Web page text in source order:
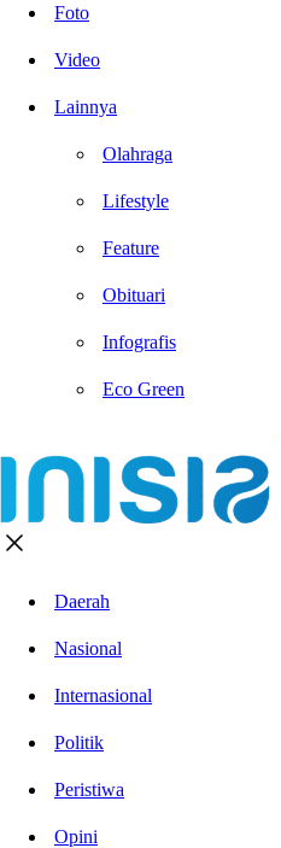
Foto
Video
Lainnya
Olahraga
Lifestyle
Feature
Obituari
Infografis
Eco Green
Daerah
Nasional
Internasional
Politik
Peristiwa
Opini